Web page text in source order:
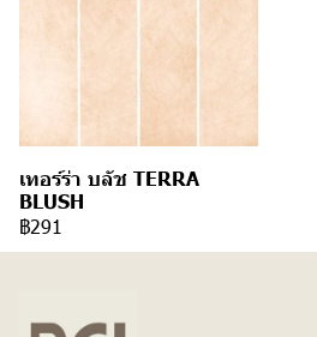
เทอร์ร่า บลัช TERRA
BLUSH
฿291